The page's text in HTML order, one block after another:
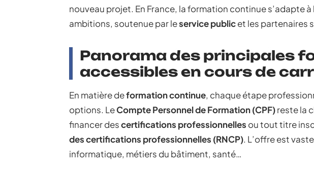
nouveau projet. En France, la formation continue s’adapte
ambitions, soutenue par leservice publicet les partenaires
Panorama des principales
accessibles en cours de
En matière deformation continue, chaque étape
options. LeCompte Personnel de Formation (CPF)reste la
financer descertifications professionnelles ou tout titre
des certifications professionnelles (RNCP). L’offre est
informatique, métiers du bâtiment, santé…